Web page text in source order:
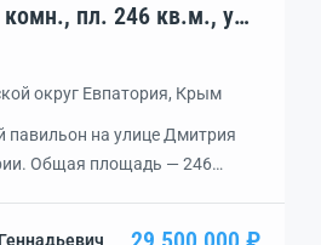
пл. 246 кв.м., уч.
округ Евпатория, Крым
павильон на улице Дмитрия
Общая площадь — 246